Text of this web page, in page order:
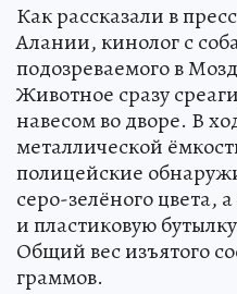
Как рассказали в
Алании, кинолог с
подозреваемого в
Животное сразу
навесом во дворе. В
металлической
полицейские
серо-зелёного цвета,
и пластиковую
Общий вес изъятого
граммов.